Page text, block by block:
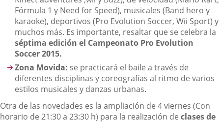
Fórmula 1 y Need for Speed), musicales (Band hero y
karaoke), deportivos (Pro Evolution Soccer, Wii Sport) y
muchos más. Es importante, resaltar que se celebra la
séptima edición el Campeonato Pro Evolution
Soccer 2015.
Zona Movida: se practicará el baile a través de
diferentes disciplinas y coreografías al ritmo de varios
estilos musicales y danzas urbanas.
Otra de las novedades es la ampliación de 4 viernes (Con
horario de 21:30 a 23:30 h) para la realización de clases de